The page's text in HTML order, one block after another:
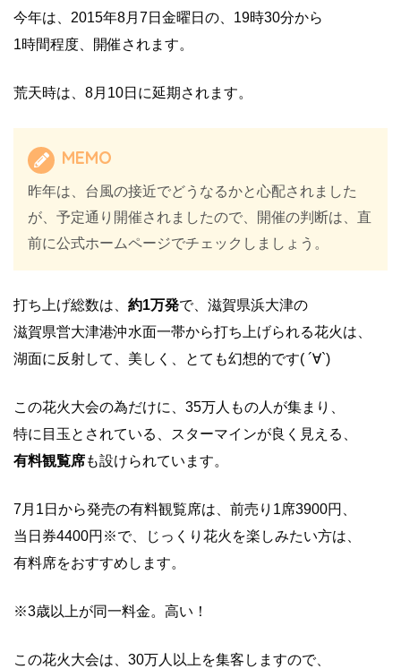
今年は、2015年8月7日金曜日の、19時30分から
1時間程度、開催されます。
荒天時は、8月10日に延期されます。
MEMO
昨年は、台風の接近でどうなるかと心配されました
が、予定通り開催されましたので、開催の判断は、直
前に公式ホームページでチェックしましょう。
打ち上げ総数は、 約1万発で、滋賀県浜大津の
滋賀県営大津港沖水面一帯から打ち上げられる花火は、
湖面に反射して、美しく、とても幻想的です( ´∀`)
この花火大会の為だけに、35万人もの人が集まり、
特に目玉とされている、スターマインが良く見える、
有料観覧席も設けられています。
7月1日から発売の有料観覧席は、前売り1席3900円、
当日券4400円※で、じっくり花火を楽しみたい方は、
有料席をおすすめします。
※3歳以上が同一料金。高い！
この花火大会は、30万人以上を集客しますので、